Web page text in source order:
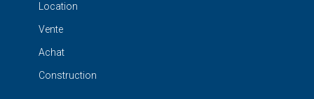
Location
Vente
Achat
Construction